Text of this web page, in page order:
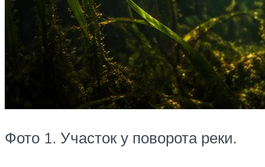
Фото 1. Участок у поворота реки.